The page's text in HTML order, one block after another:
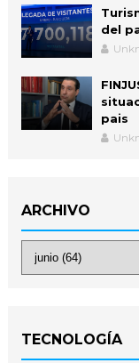
del
pais
ARCHIVO
TECNOLOGÍA